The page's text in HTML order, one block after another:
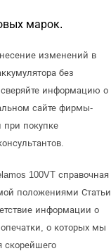
марок.
изменений в
без
информацию о
сайте фирмы-
при покупке
100VT справочная
положениями Статьи
информации о
о которых мы
скорейшего